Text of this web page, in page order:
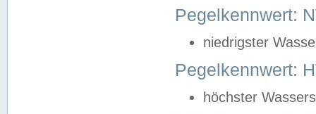
Pegelkennwert:
niedrigster
Pegelkennwert:
höchster